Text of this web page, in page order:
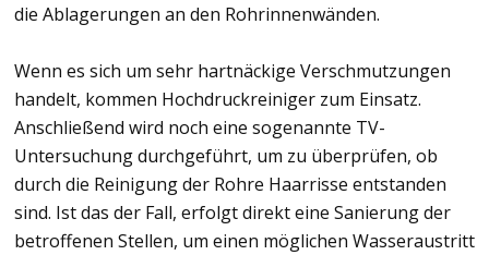
die Ablagerungen an den Rohrinnenwänden.
Wenn es sich um sehr hartnäckige Verschmutzungen
handelt, kommen Hochdruckreiniger zum Einsatz.
Anschließend wird noch eine sogenannte TV-
Untersuchung durchgeführt, um zu überprüfen, ob
durch die Reinigung der Rohre Haarrisse entstanden
sind. Ist das der Fall, erfolgt direkt eine Sanierung der
betroffenen Stellen, um einen möglichen Wasseraustritt